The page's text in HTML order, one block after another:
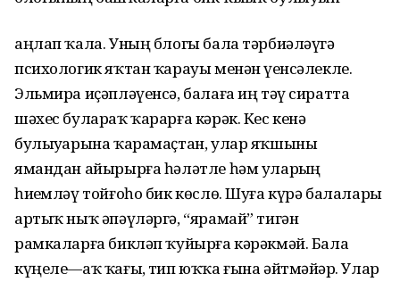
аңлап ҡала. Уның блогы бала тәрбиәләүгә
психологик яҡтан ҡарауы менән үҙенсәлекле.
Эльмира иҫәпләүенсә, балаға иң тәү сиратта
шәхес булараҡ ҡарарға кәрәк. Кес кенә
булыуҙарына ҡарамаҫтан, улар яҡшыны
ямандан айырырға һәләтле һәм уларҙың
һиҙемләү тойғоһо бик көслө. Шуға күрә балаларҙы
артыҡ ныҡ әпәүләргә, “ярамай” тигән
рамкаларға бикләп ҡуйырға кәрәкмәй. Бала
күңеле—аҡ ҡағыҙ, тип юҡҡа ғына әйтмәйҙәр. Улар